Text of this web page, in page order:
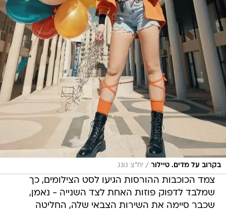
בקרוב על מדים. טיילור / יח"צ גונג
צמד הכוכבות ההורסות הגיעו לסט הצילומים, כך
שמלבד לדפוק פוזות האחת לצד השנייה - נאמן,
שכבר סיימה את השירות הצבאי שלה, החליטה